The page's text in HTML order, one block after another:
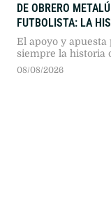
DE OBRERO
FUTBOLISTA: LA
LIONEL
El apoyo y
siempre la historia
08/08/2026